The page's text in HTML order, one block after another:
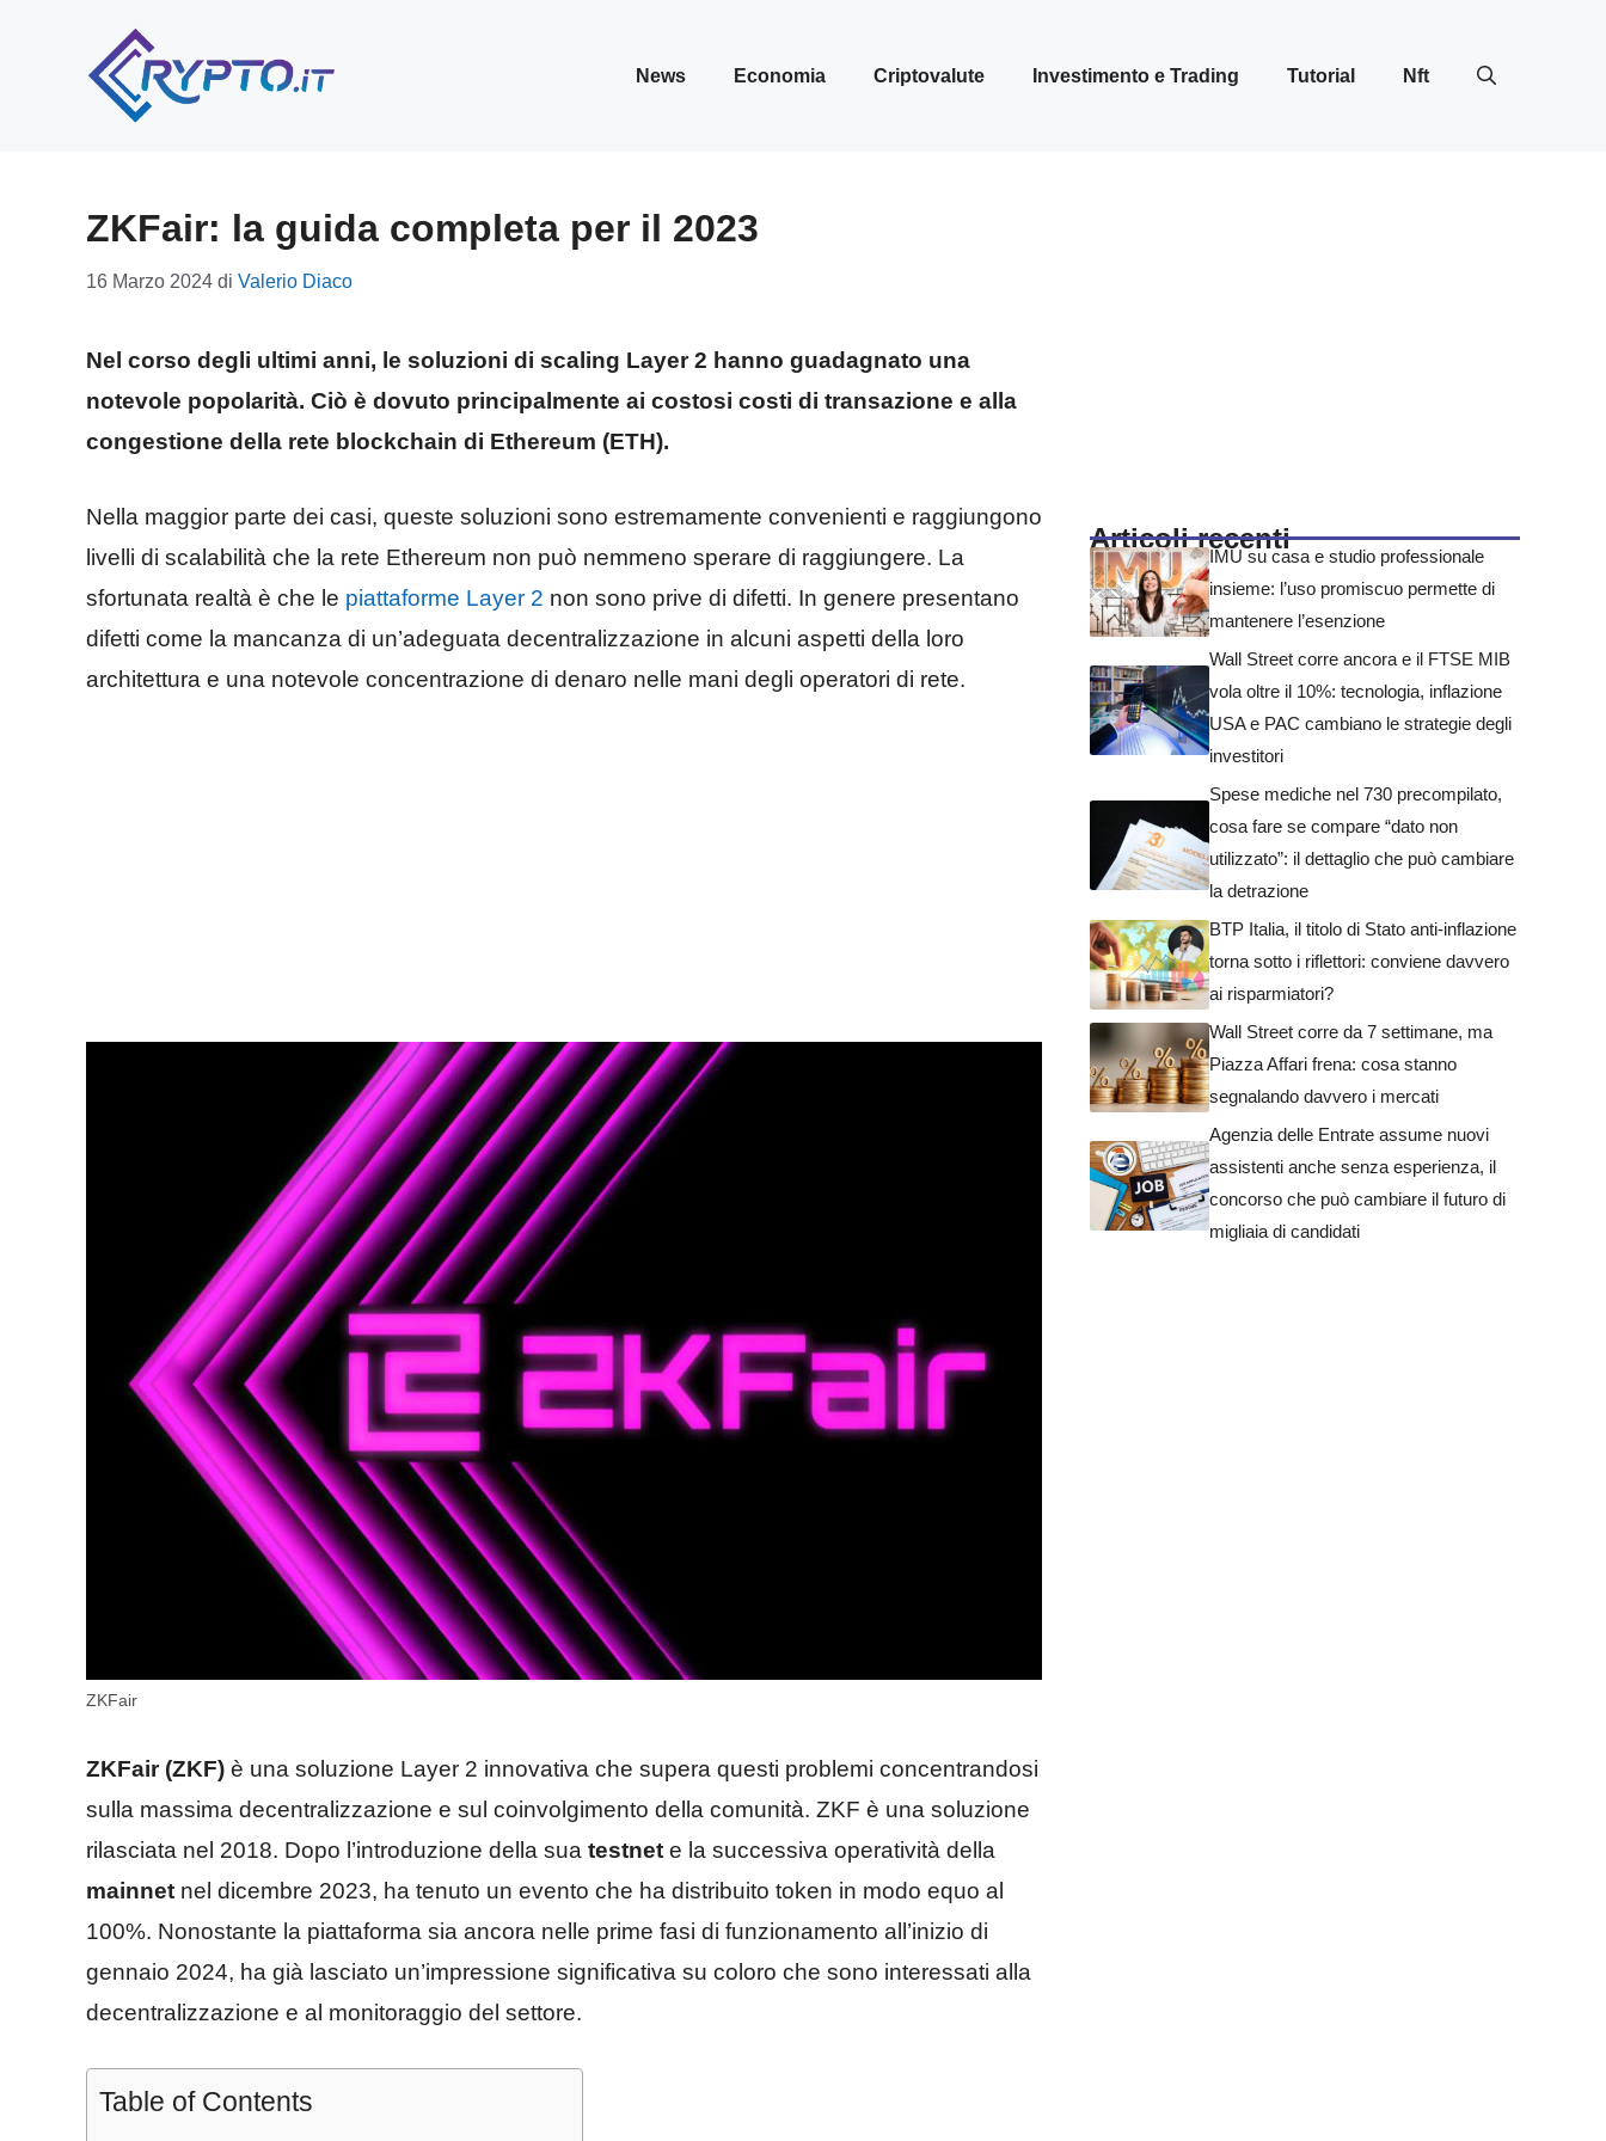
News Economia Criptovalute Investimento e Trading Tutorial Nft
ZKFair: la guida completa per il 2023
16 Marzo 2024 di Valerio Diaco
Nel corso degli ultimi anni, le soluzioni di scaling Layer 2 hanno guadagnato una
notevole popolarità. Ciò è dovuto principalmente ai costosi costi di transazione e alla
congestione della rete blockchain di Ethereum (ETH).
Nella maggior parte dei casi, queste soluzioni sono estremamente convenienti e raggiungono
livelli di scalabilità che la rete Ethereum non può nemmeno sperare di raggiungere. La
sfortunata realtà è che le piattaforme Layer 2 non sono prive di difetti. In genere presentano
difetti come la mancanza di un’adeguata decentralizzazione in alcuni aspetti della loro
architettura e una notevole concentrazione di denaro nelle mani degli operatori di rete.
ZKFair
ZKFair (ZKF) è una soluzione Layer 2 innovativa che supera questi problemi concentrandosi
sulla massima decentralizzazione e sul coinvolgimento della comunità. ZKF è una soluzione
rilasciata nel 2018. Dopo l’introduzione della sua testnet e la successiva operatività della
mainnet nel dicembre 2023, ha tenuto un evento che ha distribuito token in modo equo al
100%. Nonostante la piattaforma sia ancora nelle prime fasi di funzionamento all’inizio di
gennaio 2024, ha già lasciato un’impressione significativa su coloro che sono interessati alla
decentralizzazione e al monitoraggio del settore.
Table of Contents
Articoli recenti
IMU su casa e studio professionale
insieme: l’uso promiscuo permette di
mantenere l’esenzione
Wall Street corre ancora e il FTSE MIB
vola oltre il 10%: tecnologia, inflazione
USA e PAC cambiano le strategie degli
investitori
Spese mediche nel 730 precompilato,
cosa fare se compare “dato non
utilizzato”: il dettaglio che può cambiare
la detrazione
BTP Italia, il titolo di Stato anti-inflazione
torna sotto i riflettori: conviene davvero
ai risparmiatori?
Wall Street corre da 7 settimane, ma
Piazza Affari frena: cosa stanno
segnalando davvero i mercati
Agenzia delle Entrate assume nuovi
assistenti anche senza esperienza, il
concorso che può cambiare il futuro di
migliaia di candidati